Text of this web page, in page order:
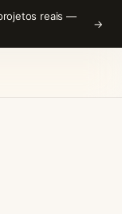
reais —
→